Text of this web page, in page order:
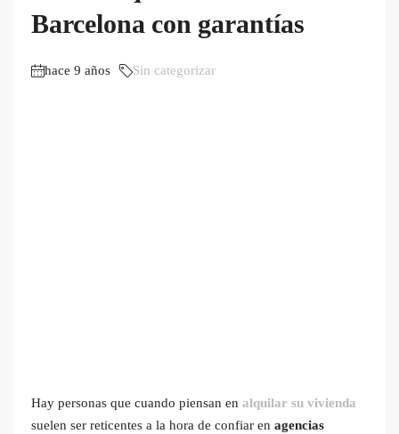
Barcelona con garantías
hace 9 años Sin categorizar
Hay personas que cuando piensan en alquilar su vivienda
suelen ser reticentes a la hora de confiar en agencias